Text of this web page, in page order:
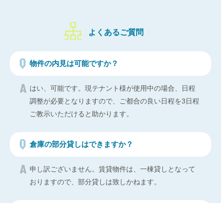
よくあるご質問
物件の内見は可能ですか？
はい、可能です。現テナント様が使用中の場合、日程
調整が必要となりますので、ご都合の良い日程を3日程
ご教示いただけると助かります。
倉庫の部分貸しはできますか？
申し訳ございません。賃貸物件は、一棟貸しとなって
おりますので、部分貸しは致しかねます。